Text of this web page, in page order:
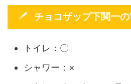
チョコザップ下関一
トイレ：〇
シャワー：×